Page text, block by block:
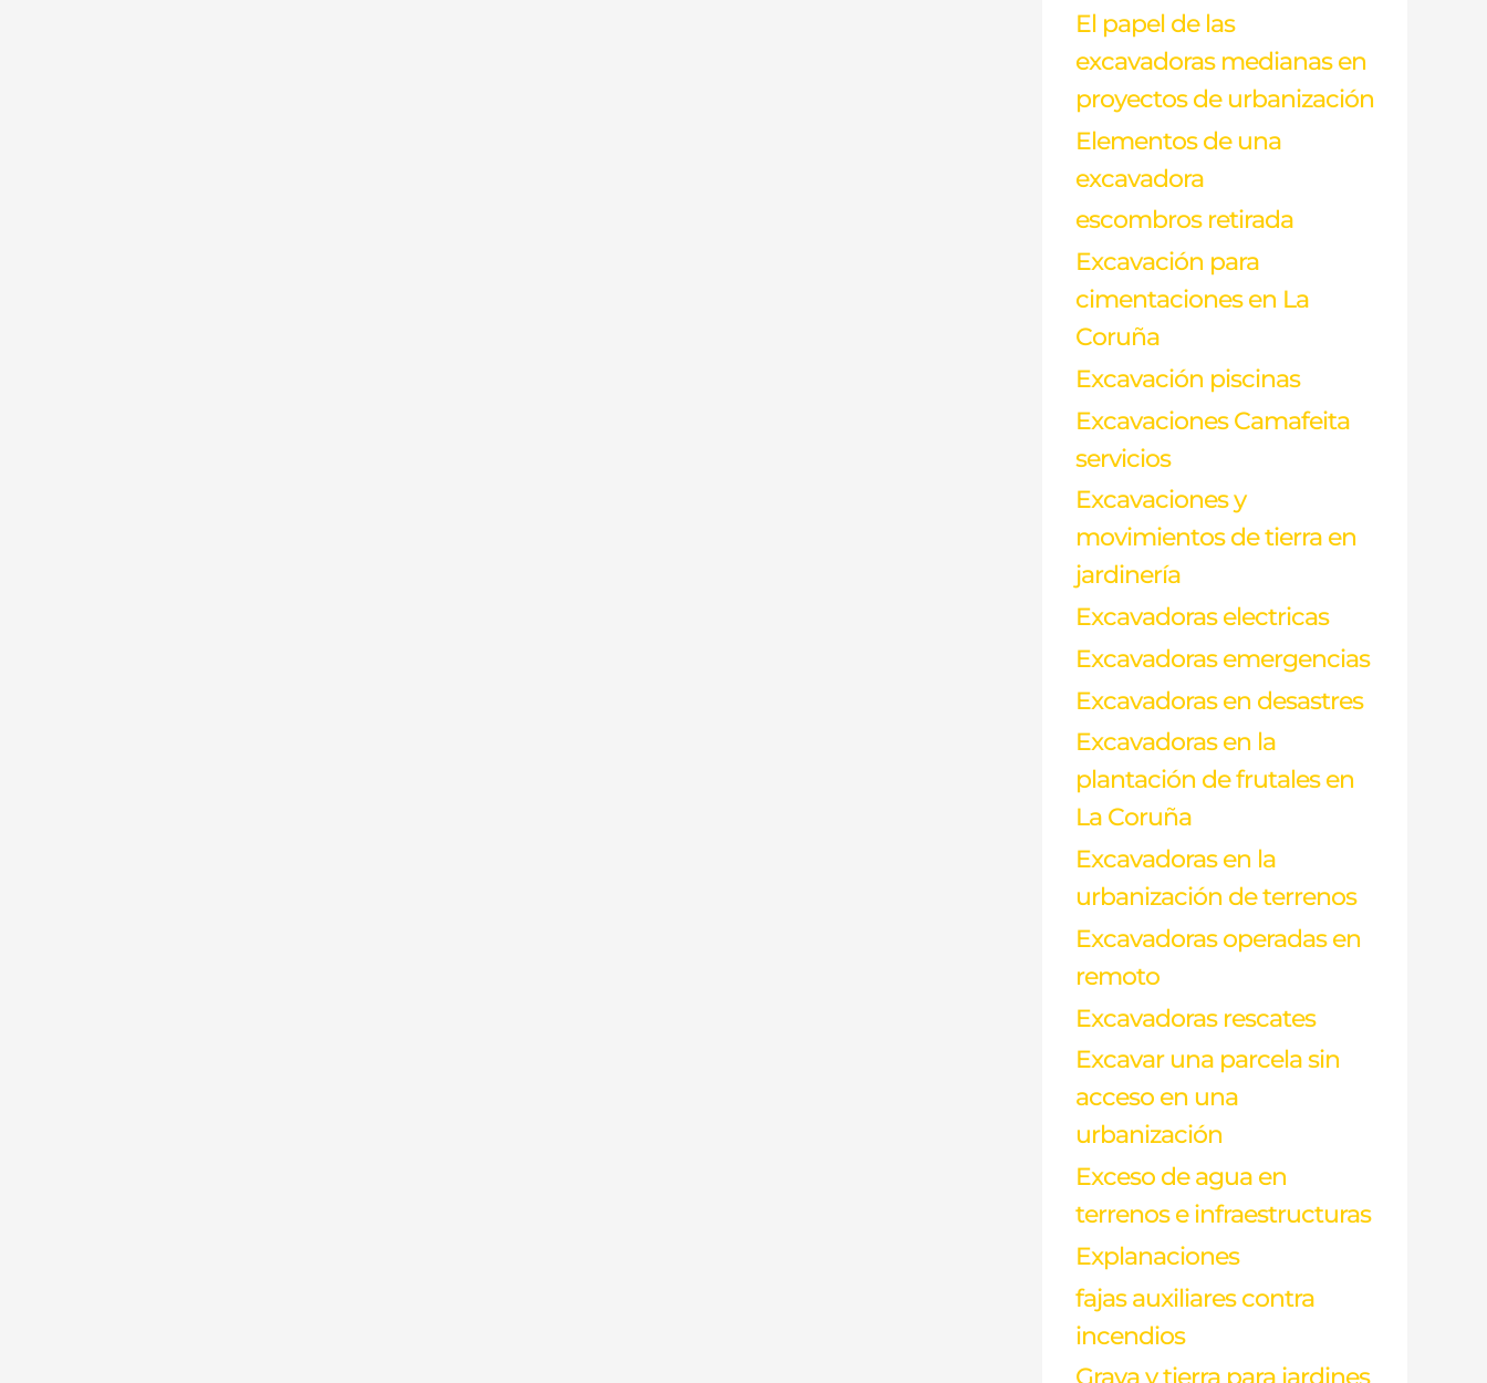
El papel de las
excavadoras medianas en
proyectos de urbanización
Elementos de una
excavadora
escombros retirada
Excavación para
cimentaciones en La
Coruña
Excavación piscinas
Excavaciones Camafeita
servicios
Excavaciones y
movimientos de tierra en
jardinería
Excavadoras electricas
Excavadoras emergencias
Excavadoras en desastres
Excavadoras en la
plantación de frutales en
La Coruña
Excavadoras en la
urbanización de terrenos
Excavadoras operadas en
remoto
Excavadoras rescates
Excavar una parcela sin
acceso en una
urbanización
Exceso de agua en
terrenos e infraestructuras
Explanaciones
fajas auxiliares contra
incendios